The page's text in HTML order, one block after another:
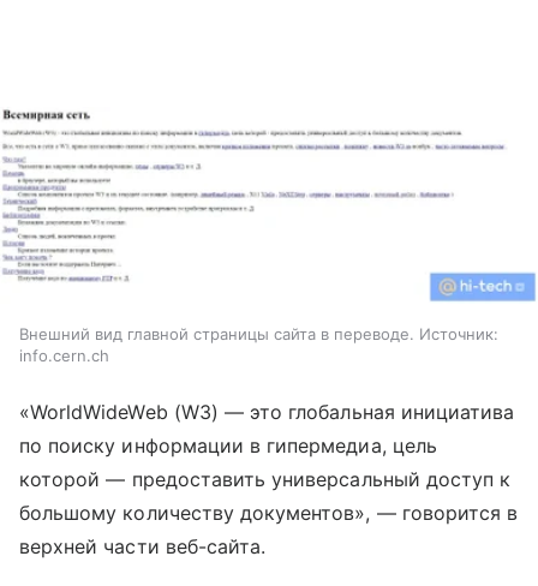
Внешний вид главной страницы сайта в переводе. Источник:
info.cern.ch
«WorldWideWeb (W3) —это глобальная инициатива
по поиску информации в гипермедиа, цель
которой— предоставить универсальный доступ к
большому количеству документов», —говорится в
верхней части веб-сайта.